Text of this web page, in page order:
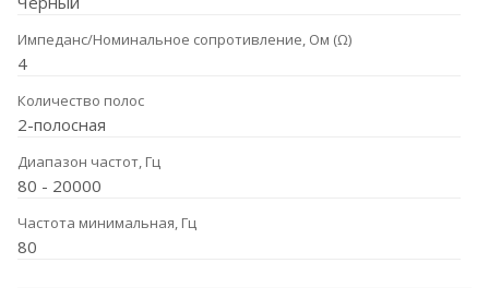
Импеданс/Номинальное сопротивление, Ом (Ω)
4
Количество полос
2-полосная
Диапазон частот, Гц
80 - 20000
Частота минимальная, Гц
80